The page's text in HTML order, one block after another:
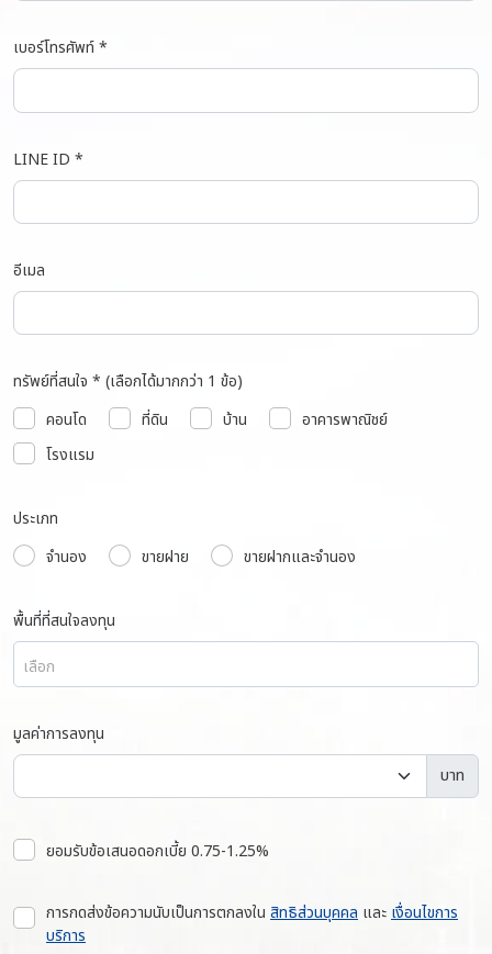
เบอร์โทรศัพท์ *
LINE ID *
อีเมล
ทรัพย์ที่สนใจ * (เลือกได้มากกว่า 1 ข้อ)
คอนโด
ที่ดิน บ้าน
อาคารพาณิชย์
โรงแรม
ประเภท
จำนอง
ขายฝาย ขายฝากและจำนอง
พื้นที่ที่สนใจลงทุน
เลือก
มูลค่าการลงทุน
บาท
ยอมรับข้อเสนอดอกเบี้ย 0.75-1.25%
การกดส่งข้อความนับเป็นการตกลงใน สิทธิส่วนบุคคล และ เงื่อนไขการ
บริการ